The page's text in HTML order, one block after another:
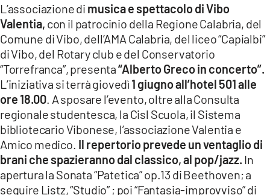
LACAPITALENEWS.IT
App
ANDROID
APPLE
L’associazione di musica e spettacolo di Vibo
Valentia, con il patrocinio della Regione Calabria, del
Comune di Vibo, dell’AMA Calabria, del liceo “Capialbi”
di Vibo, del Rotary club e del Conservatorio
“Torrefranca”, presenta“Alberto Greco in concerto”.
L’iniziativa si terrà giovedì 1 giugno all’hotel 501 alle
ore 18.00 . A sposare l’evento, oltre alla Consulta
regionale studentesca, la Cisl Scuola, il Sistema
bibliotecario Vibonese, l’associazione Valentia e
Amico medico. Il repertorio prevede un ventaglio di
brani che spazieranno dal classico, al pop/jazz. In
apertura la Sonata “Patetica” op.13 di Beethoven; a
seguire Listz, “Studio” ; poi “Fantasia-improvviso” di